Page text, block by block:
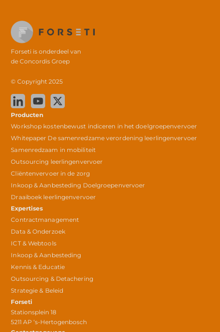
Forseti is onderdeel van
deConcordis Groep
© Copyright 2025
Producten
Workshop kostenbewust indiceren in het doelgroepenvervoer
Whitepaper De samenredzame verordening leerlingenvervoer
Samenredzaam in mobiliteit
Outsourcing leerlingenvervoer
Cliëntenvervoer in de zorg
Inkoop & Aanbesteding Doelgroepenvervoer
Draaiboek leerlingenvervoer
Expertises
Contractmanagement
Data & Onderzoek
ICT & Webtools
Inkoop & Aanbesteding
Kennis & Educatie
Outsourcing & Detachering
Strategie & Beleid
Forseti
Stationsplein 18
5211 AP ‘s-Hertogenbosch